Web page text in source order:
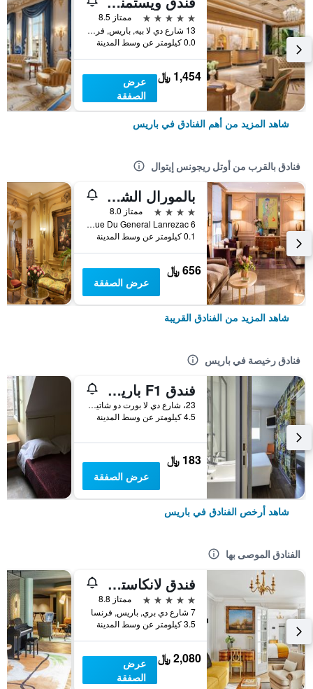
5 نجوم
ممتاز 8.5
13 شارع دي لا بيه, باريس, فرنسا
0.0 كيلومتر عن وسط المدينة
1,454 ﷼
عرض
الصفقة
شاهد المزيد من أهم الفنادق في باريس
فنادق بالقرب من أوتل ريجونس إيتوال
بالمورال الشانزليزيه
4 نجوم
ممتاز 8.0
6 Rue Du General Lanrezac, باريس, فرنسا
0.1 كيلومتر عن وسط المدينة
656 ﷼
عرض الصفقة
شاهد المزيد من الفنادق القريبة
فنادق رخيصة في باريس
فندق F1 باريس بورت دو شاتيلون
23، شارع دي لا بورت دو شاتيلون, باريس, فرنسا
4.5 كيلومتر عن وسط المدينة
183 ﷼
عرض الصفقة
شاهد أرخص الفنادق في باريس
الفنادق الموصى بها
فندق لانكاستر باريس شانزليزيه
5 نجوم
ممتاز 8.8
7 شارع دي بري, باريس, فرنسا
3.5 كيلومتر عن وسط المدينة
2,080 ﷼
عرض
الصفقة